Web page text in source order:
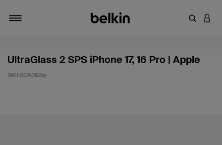
輸入關鍵
登入
UltraGlass 2 SPS iPhone 17, 16 Pro | Apple
SKU:SCA062zy